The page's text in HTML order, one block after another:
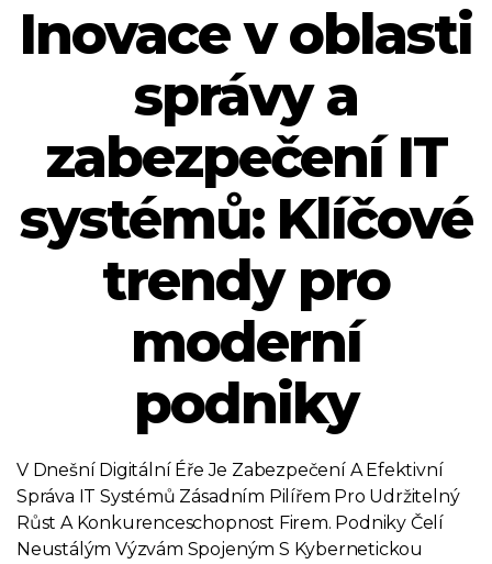
Inovace v oblasti
správy a
zabezpečení IT
systémů: Klíčové
trendy pro
moderní
podniky
V Dnešní Digitální Éře Je Zabezpečení A Efektivní
Správa IT Systémů Zásadním Pilířem Pro Udržitelný
Růst A Konkurenceschopnost Firem. Podniky Čelí
Neustálým Výzvám Spojeným S Kybernetickou